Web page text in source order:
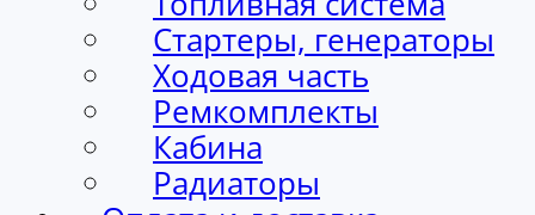
Стартеры, генераторы
Ходовая часть
Ремкомплекты
Кабина
Радиаторы